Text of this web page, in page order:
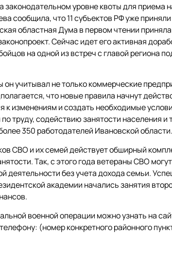
уровне квоты для приема
сообщила, что 11 субъектов РФ уже
областная Дума в первом чтении
Сейчас идет его активная
на одной из встреч с главой региона
учитывал не только коммерческие
что новые правила начнут
к изменениям и создать необходимые
труду, содействию занятости населения и
350 работодателей Ивановской области.
СВО и их семей действует обширный
Так, с этого года ветераны СВО
деятельности без учета дохода семьи.
академии начались занятия
военной операции можно узнать на
(номер конкретного районного